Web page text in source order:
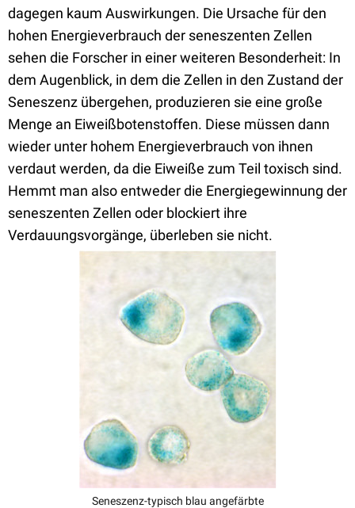
dagegen kaum Auswirkungen. Die Ursache für den
hohen Energieverbrauch der seneszenten Zellen
sehen die Forscher in einer weiteren Besonderheit: In
dem Augenblick, in dem die Zellen in den Zustand der
Seneszenz übergehen, produzieren sie eine große
Menge an Eiweißbotenstoffen. Diese müssen dann
wieder unter hohem Energieverbrauch von ihnen
verdaut werden, da die Eiweiße zum Teil toxisch sind.
Hemmt man also entweder die Energiegewinnung der
seneszenten Zellen oder blockiert ihre
Verdauungsvorgänge, überleben sie nicht.
Seneszenz-typisch blau angefärbte